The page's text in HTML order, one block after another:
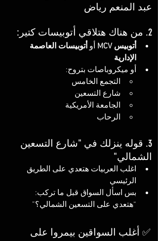
عبد المنعم رياض
2. من هناك هتلاقي أتوبيسات كتير:
أتوبيس MCV أو أتوبيسات العاصمة
الإدارية
أو ميكروباصات بتروح:
التجمع الخامس
شارع التسعين
الجامعة الأمريكية
الرحاب
3. قوله ينزلك في "شارع التسعين
الشمالي"
اغلب العربيات هتعدي على الطريق
الرئيسي
بس اسأل السواق قبل ما تركب:
“هتعدي على التسعين الشمالي؟”
✅ أغلب السواقين بيمروا على